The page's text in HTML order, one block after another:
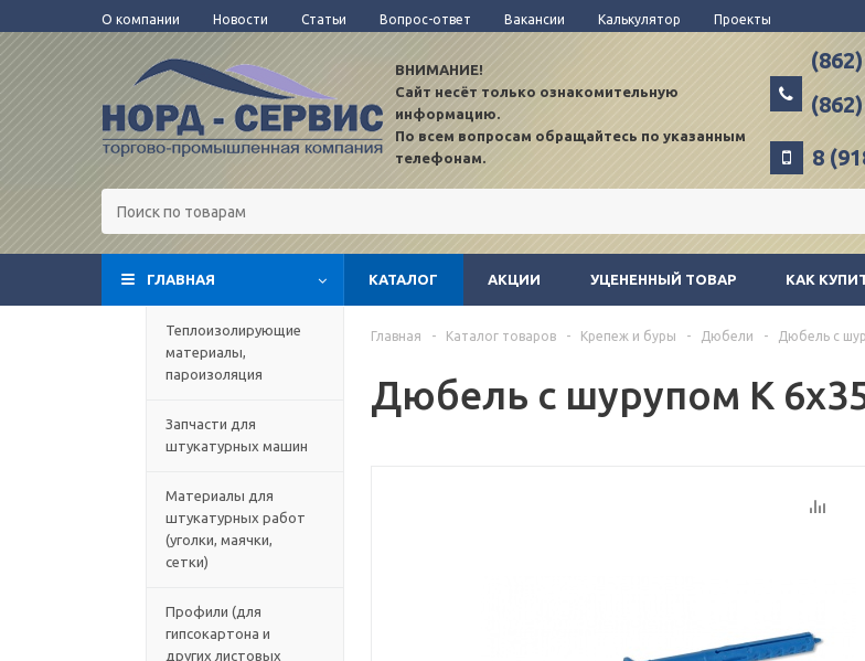
О компании Новости Статьи Вопрос-ответ Вакансии Калькулятор Проекты
ВНИМАНИЕ!
Сайт несёт только ознакомительную
информацию.
По всем вопросам обращайтесь по указанным
телефонам.
8
ГЛАВНАЯ TEST12
КАТАЛОГ АКЦИИ УЦЕНЕННЫЙ ТОВАР КАК
Теплоизолирующие
материалы,
пароизоляция
Запчасти для
штукатурных машин
Материалы для
штукатурных работ
(уголки, маячки,
сетки)
Профили (для
гипсокартона и
других листовых
Главная - Каталог товаров - Крепеж и буры - Дюбели - Дюбель с
Дюбель с шурупом К